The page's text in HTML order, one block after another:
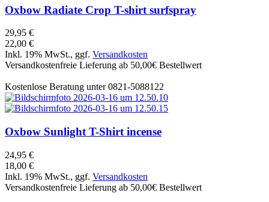
Oxbow Radiate Crop T-shirt surfspray
29,95 €
22,00 €
Inkl. 19% MwSt., ggf. Versandkosten
Versandkostenfreie Lieferung ab 50,00€ Bestellwert
Kostenlose Beratung unter 0821-5088122
Oxbow Sunlight T-Shirt incense
24,95 €
18,00 €
Inkl. 19% MwSt., ggf. Versandkosten
Versandkostenfreie Lieferung ab 50,00€ Bestellwert